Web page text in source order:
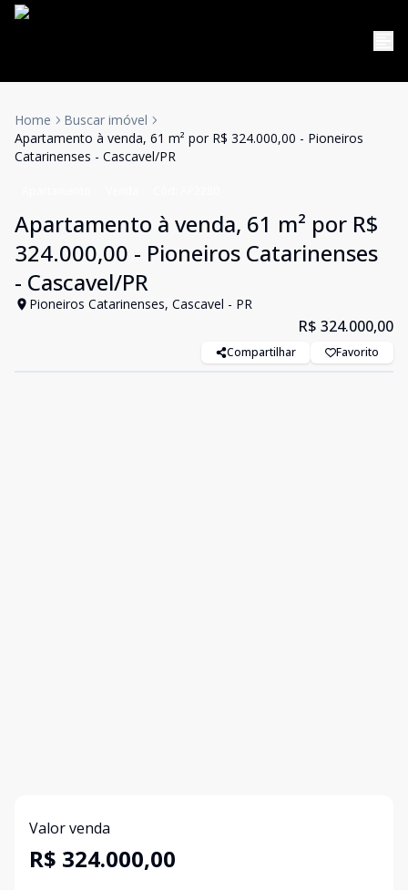
Home
Buscar imóvel
Apartamento à venda, 61 m² por R$ 324.000,00 - Pioneiros
Catarinenses - Cascavel/PR
Apartamento à venda, 61 m² por R$
324.000,00 - Pioneiros Catarinenses
- Cascavel/PR
Pioneiros Catarinenses, Cascavel - PR
R$ 324.000,00
Compartilhar Favorito
Valor venda
R$ 324.000,00